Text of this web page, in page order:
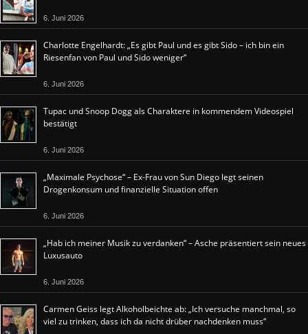
6. Juni 2026
Charlotte Engelhardt: „Es gibt Paul und es gibt Sido – ich bin ein
Riesenfan von Paul und Sido weniger“
6. Juni 2026
Tupac und Snoop Dogg als Charaktere in kommendem Videospiel
bestätigt
6. Juni 2026
„Maximale Psychose“ – Ex-Frau von Sun Diego legt seinen
Drogenkonsum und finanzielle Situation offen
6. Juni 2026
„Hab ich meiner Musik zu verdanken“ – Asche präsentiert sein neues
Luxusauto
6. Juni 2026
Carmen Geiss legt Alkoholbeichte ab: „Ich versuche manchmal, so
viel zu trinken, dass ich da nicht drüber nachdenken muss“